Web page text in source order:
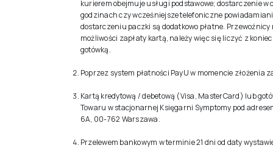
kurierem obejmuje usługi podstawowe; dostarczenie w
godzinach czy wcześniejsze telefoniczne
dostarczeniu paczki są dodatkowo płatne.
możliwości zapłaty kartą, należy więc się liczyć z
gotówką.
Poprzez system płatności PayU w momencie złożenia
Kartą kredytową / debetową (Visa, MasterCard) lub
Towaru w stacjonarnej Księgarni Symptomy pod
6A, 00-762 Warszawa.
Przelewem bankowym w terminie 21 dni od daty